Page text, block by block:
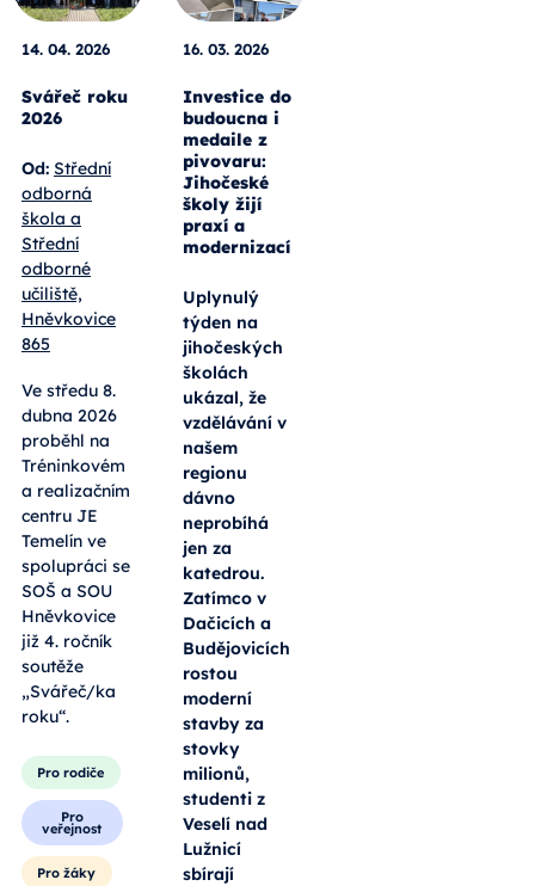
14. 04. 2026
Svářeč roku
2026
Od: Střední
odborná
škola a
Střední
odborné
učiliště,
Hněvkovice
865
Ve středu 8.
dubna 2026
proběhl na
Tréninkovém
a realizačním
centru JE
Temelín ve
spolupráci se
SOŠ a SOU
Hněvkovice
již 4. ročník
soutěže
„Svářeč/ka
roku“.
Pro rodiče
Pro
veřejnost
Pro žáky
16. 03. 2026
Investice do
budoucna i
medaile z
pivovaru:
Jihočeské
školy žijí
praxí a
modernizací
Uplynulý
týden na
jihočeských
školách
ukázal, že
vzdělávání v
našem
regionu
dávno
neprobíhá
jen za
katedrou.
Zatímco v
Dačicích a
Budějovicích
rostou
moderní
stavby za
stovky
milionů,
studenti z
Veselí nad
Lužnicí
sbírají